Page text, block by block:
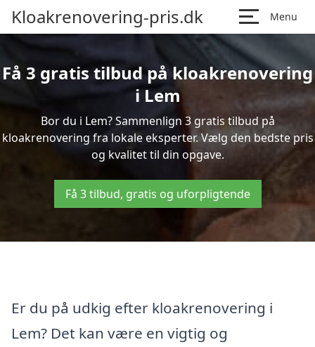
Kloakrenovering-pris.dk Menu
Få 3 gratis tilbud på kloakrenovering
i Lem
Bor du i Lem? Sammenlign 3 gratis tilbud på
kloakrenovering fra lokale eksperter. Vælg den bedste pris
og kvalitet til din opgave.
Få 3 tilbud, gratis og uforpligtende
Er du på udkig efter kloakrenovering i
Lem? Det kan være en vigtig og